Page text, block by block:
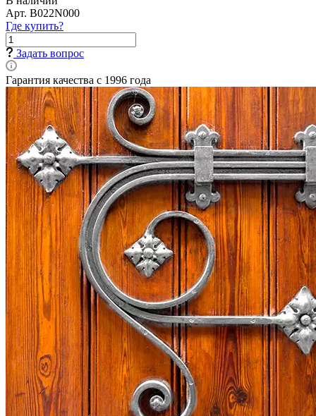
Арт. B022N000
Где купить?
Задать вопрос
Гарантия качества с 1996 года